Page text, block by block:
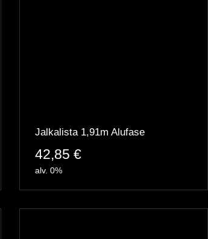
Jalkalista 1,91m Alufase
42,85 €
alv. 0%